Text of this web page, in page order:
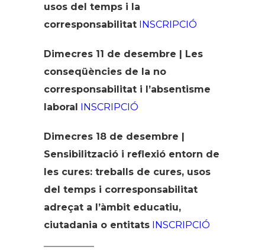
usos del temps i la
corresponsabilitat INSCRIPCIÓ
Dimecres 11 de desembre | Les
conseqüències de la no
corresponsabilitat i l’absentisme
laboral INSCRIPCIÓ
Dimecres 18 de desembre |
Sensibilització i reflexió entorn de
les cures: treballs de cures, usos
del temps i corresponsabilitat
adreçat a l’àmbit educatiu,
ciutadania o entitats INSCRIPCIÓ